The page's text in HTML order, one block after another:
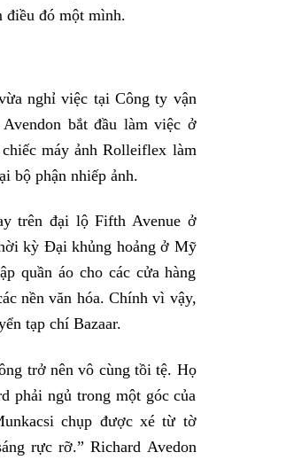
điều đó một mình.
nghỉ việc tại Công ty vận
bắt đầu làm việc ở
máy ảnh Rolleiflex làm
bộ phận nhiếp ảnh.
trên đại lộ Fifth Avenue ở
kỳ Đại khủng hoảng ở Mỹ
quần áo cho các cửa hàng
nền văn hóa. Chính vì vậy,
tạp chí Bazaar.
trở nên vô cùng tồi tệ. Họ
phải ngủ trong một góc của
chụp được xé từ tờ
rực rỡ.” Richard Avedon